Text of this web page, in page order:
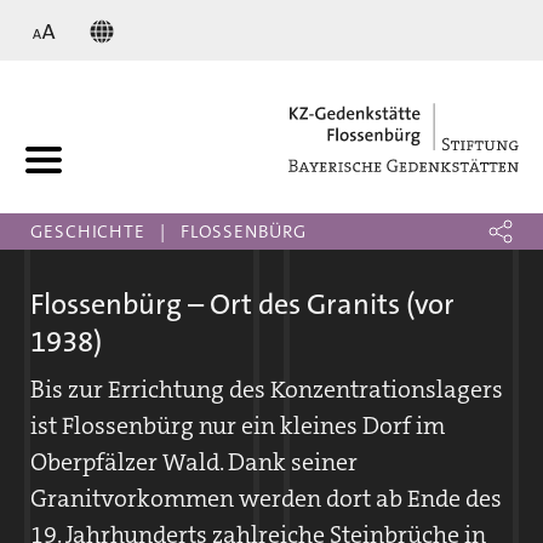
GESCHICHTE FLOSSENBÜRG
Flossenbürg – Ort des Granits (vor
1938)
Bis zur Errichtung des Konzentrationslagers
ist Flossenbürg nur ein kleines Dorf im
Oberpfälzer Wald. Dank seiner
Granitvorkommen werden dort ab Ende des
19. Jahrhunderts zahlreiche Steinbrüche in